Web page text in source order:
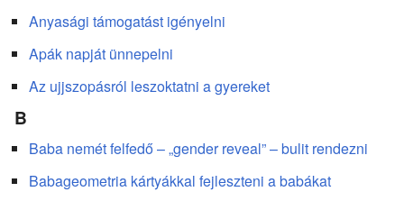
Anyasági támogatást igényelni
Apák napját ünnepelni
Az ujjszopásról leszoktatni a gyereket
B
Baba nemét felfedő – „gender reveal” – bulit rendezni
Babageometria kártyákkal fejleszteni a babákat